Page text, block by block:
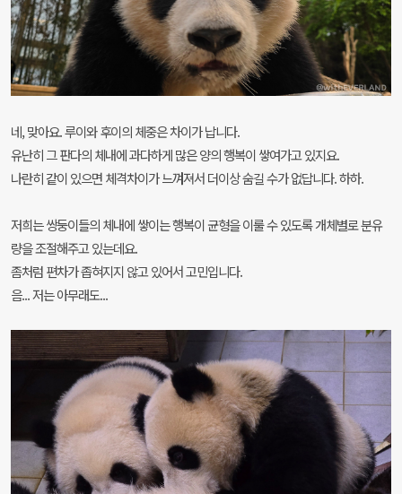
네, 맞아요. 루이와 후이의 체중은 차이가 납니다.
유난히 그 판다의 체내에 과다하게 많은 양의 행복이 쌓여가고 있지요.
나란히 같이 있으면 체격차이가 느껴져서 더이상 숨길 수가 없답니다. 하하.
저희는 쌍둥이들의 체내에 쌓이는 행복이 균형을 이룰 수 있도록 개체별로 분유
량을 조절해주고 있는데요.
좀처럼 편차가 좁혀지지 않고 있어서 고민입니다.
음... 저는 아무래도...